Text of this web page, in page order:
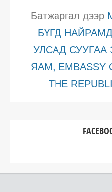
Батжаргал дээр
БҮГД
УЛСАД
ЯАМ, EMBASSY
THE